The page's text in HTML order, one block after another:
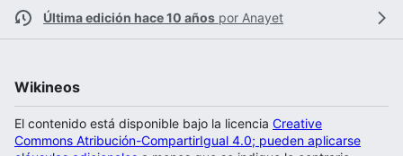
Última edición hace 10 años por Anayet
Wikineos
El contenido está disponible bajo la licencia Creative
Commons Atribución-CompartirIgual 4.0; pueden aplicarse